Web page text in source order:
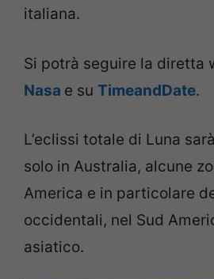
italiana.
Si potrà seguire la diretta
Nasa e su TimeandDate.
L’eclissi totale di Luna
solo in Australia, alcune
America e in particolare
occidentali, nel Sud
asiatico.